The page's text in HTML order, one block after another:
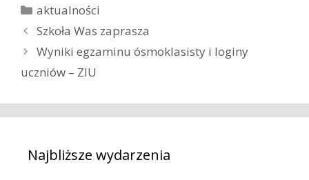
K
a
e
g
aktualności
Z
o
a
z
Szkoła Was zaprasza
Wyniki egzaminu ósmoklasisty i loginy
uczniów – ZIU
Najbliższe wydarzenia